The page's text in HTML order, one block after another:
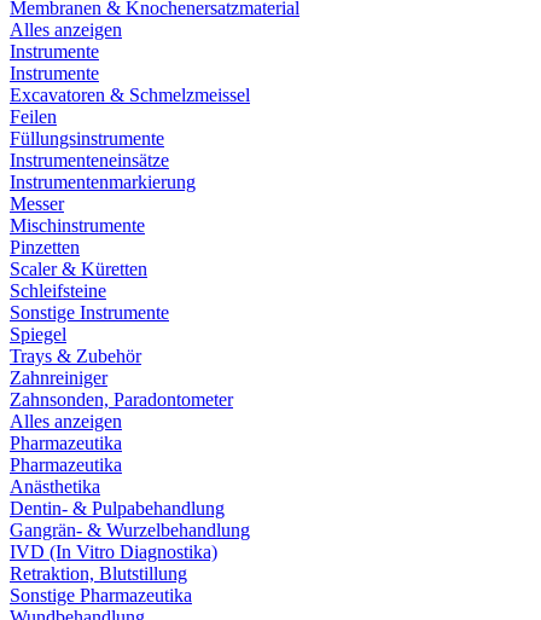
Membranen & Knochenersatzmaterial
Alles anzeigen
Instrumente
Instrumente
Excavatoren & Schmelzmeissel
Feilen
Füllungsinstrumente
Instrumenteneinsätze
Instrumentenmarkierung
Messer
Mischinstrumente
Pinzetten
Scaler & Küretten
Schleifsteine
Sonstige Instrumente
Spiegel
Trays & Zubehör
Zahnreiniger
Zahnsonden, Paradontometer
Alles anzeigen
Pharmazeutika
Pharmazeutika
Anästhetika
Dentin- & Pulpabehandlung
Gangrän- & Wurzelbehandlung
IVD (In Vitro Diagnostika)
Retraktion, Blutstillung
Sonstige Pharmazeutika